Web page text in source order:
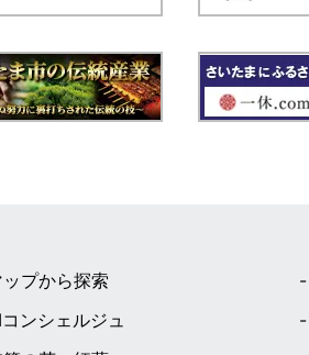
ップから探索
ンシェルジュ